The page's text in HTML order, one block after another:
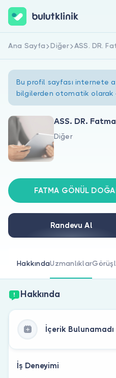
Hakkımızda
Doktorlar için
Doktor
Hemen Kaydol
Ana Sayfa Diğer ASS. DR.
Bu profil sayfası internete
bilgilerden otomatik olarak
ASS. DR.
Diğer
FATMA GÖNÜL
Randevu Al
HakkındaUzmanlıklar
Hakkında
İçerik Bulunamadı
İş Deneyimi